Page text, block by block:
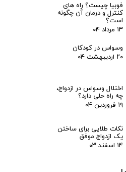
فوبیا چیست؟ راه های
کنترل و درمان آن چگونه
است؟
۱۳ مرداد ۰۴
وسواس در کودکان
۲۰ اردیبهشت ۰۴
اختلال وسواس در ازدواج،
چه راه حلی دارد؟
۱۹ فروردین ۰۴
نکات طلایی برای ساختن
یک ازدواج موفق
۱۴ اسفند ۰۳